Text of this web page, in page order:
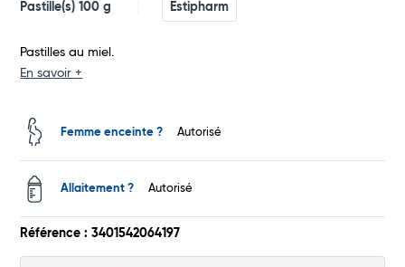
Total
Commander
Pastille(s) 100 g Estipharm
Pastilles au miel.
En savoir +
Femme enceinte ? Autorisé
Allaitement ? Autorisé
Référence : 3401542064197